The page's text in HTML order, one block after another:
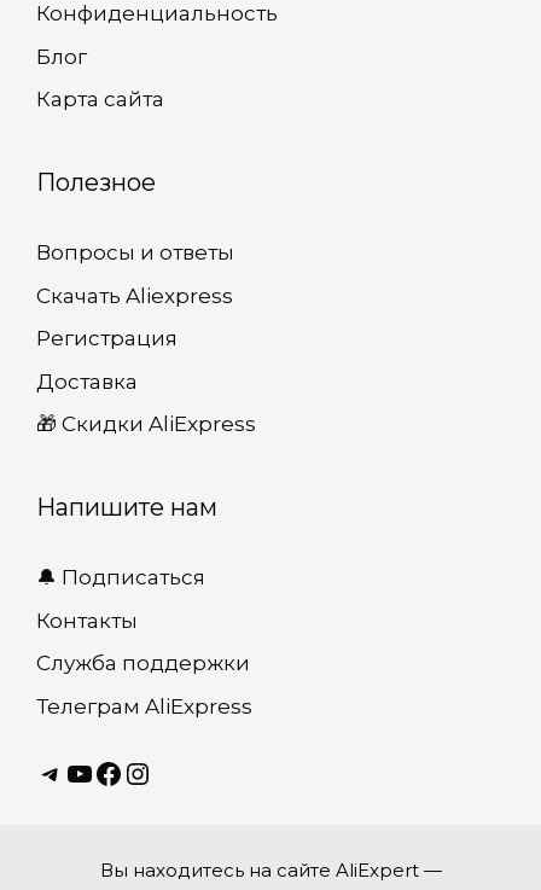
Конфиденциальность
Блог
Карта сайта
Полезное
Вопросы и ответы
Скачать Aliexpress
Регистрация
Доставка
🎁 Cкидки AliExpress
Напишите нам
🔔 Подписаться
Контакты
Служба поддержки
Телеграм AliExpress
Telagram
youtube
Facebook
instagram
Вы находитесь на сайте AliExpert —